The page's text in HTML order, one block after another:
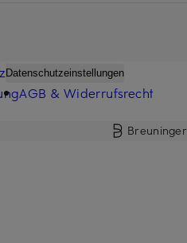
Datenschutzeinstellungen
AGB & Widerrufsrecht
Breuninger